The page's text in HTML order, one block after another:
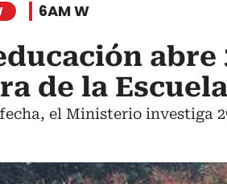
6AM W
abre
de la
el Ministerio investiga